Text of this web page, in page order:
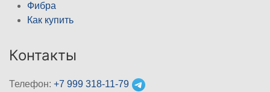
Фибра
Как купить
Контакты
Телефон: +7 999 318-11-79